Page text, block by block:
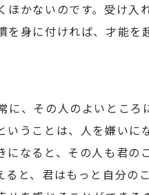
ほかないのです。受け入
を身に付ければ、才能を
に、その人のよいところ
いうことは、人を嫌いに
になると、その人も君の
と、君はもっと自分の